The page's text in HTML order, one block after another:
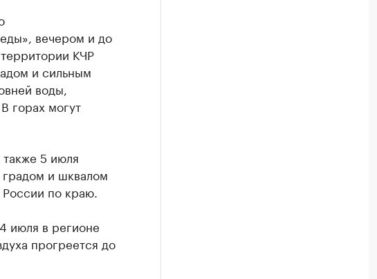
вечером и до
КЧР
и сильным
воды,
горах могут
5 июля
и шквалом
по краю.
июля в регионе
прогреется до